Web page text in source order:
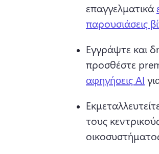
επαγγελματικά
παρουσιάσεις
Εγγράψτε και
προσθέστε
αφηγήσεις AI
τους